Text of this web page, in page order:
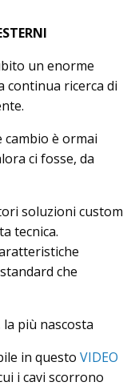
un enorme
continua ricerca di
è ormai
ci fosse, da
soluzioni custom
tecnica.
che
la più nascosta
in questo VIDEO
i cavi scorrono